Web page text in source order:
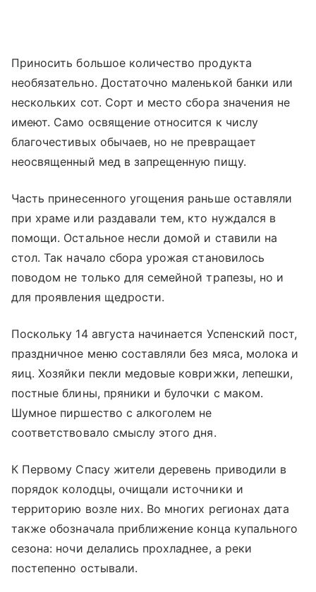
Приносить большое количество продукта
необязательно. Достаточно маленькой банки или
нескольких сот. Сорт и место сбора значения не
имеют. Само освящение относится к числу
благочестивых обычаев, но не превращает
неосвященный мед в запрещенную пищу.
Часть принесенного угощения раньше оставляли
при храме или раздавали тем, кто нуждался в
помощи. Остальное несли домой и ставили на
стол. Так начало сбора урожая становилось
поводом не только для семейной трапезы, но и
для проявления щедрости.
Поскольку 14 августа начинается Успенский пост,
праздничное меню составляли без мяса, молока и
яиц. Хозяйки пекли медовые коврижки, лепешки,
постные блины, пряники и булочки с маком.
Шумное пиршество с алкоголем не
соответствовало смыслу этого дня.
К Первому Спасу жители деревень приводили в
порядок колодцы, очищали источники и
территорию возле них. Во многих регионах дата
также обозначала приближение конца купального
сезона: ночи делались прохладнее, а реки
постепенно остывали.